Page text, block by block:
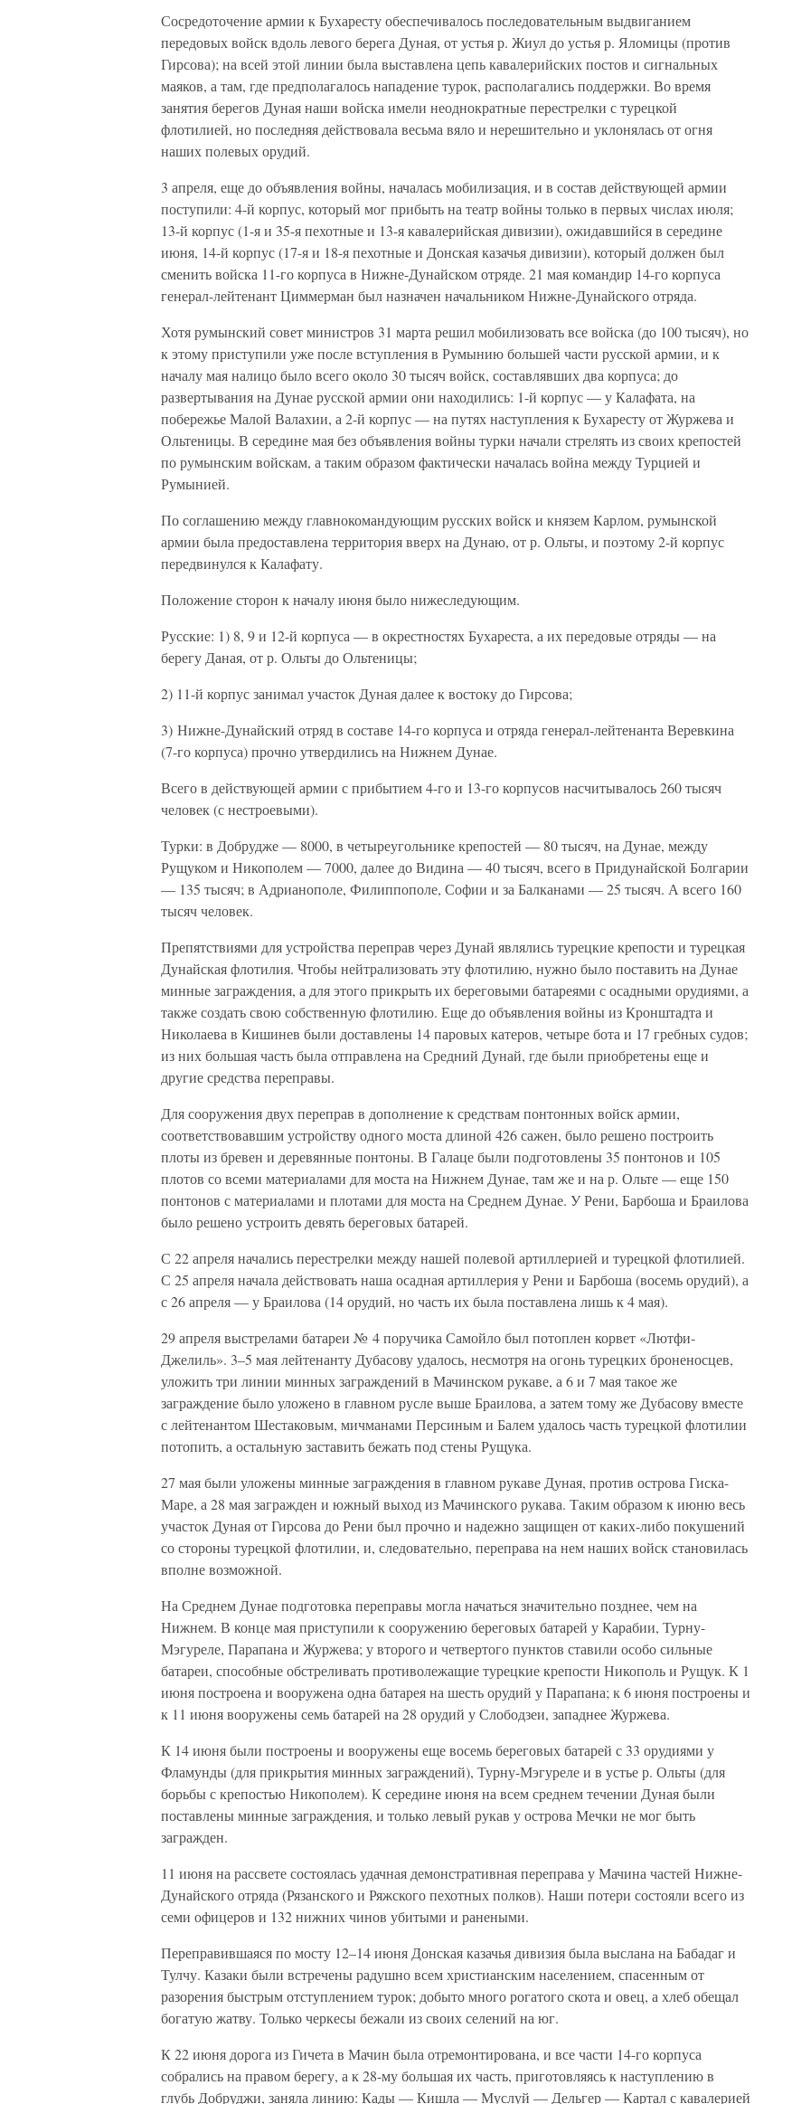
Сосредоточение армии к Бухаресту обеспечивалось последовательным выдвиганием
передовых войск вдоль левого берега Дуная, от устья р. Жиул до устья р. Яломицы (против
Гирсова); на всей этой линии была выставлена цепь кавалерийских постов и сигнальных
маяков, а там, где предполагалось нападение турок, располагались поддержки. Во время
занятия берегов Дуная наши войска имели неоднократные перестрелки с турецкой
флотилией, но последняя действовала весьма вяло и нерешительно и уклонялась от огня
наших полевых орудий.
3 апреля, еще до объявления войны, началась мобилизация, и в состав действующей армии
поступили: 4-й корпус, который мог прибыть на театр войны только в первых числах июля;
13-й корпус (1-я и 35-я пехотные и 13-я кавалерийская дивизии), ожидавшийся в середине
июня, 14-й корпус (17-я и 18-я пехотные и Донская казачья дивизии), который должен был
сменить войска 11-го корпуса в Нижне-Дунайском отряде. 21 мая командир 14-го корпуса
генерал-лейтенант Циммерман был назначен начальником Нижне-Дунайского отряда.
Хотя румынский совет министров 31 марта решил мобилизовать все войска (до 100 тысяч), но
к этому приступили уже после вступления в Румынию большей части русской армии, и к
началу мая налицо было всего около 30 тысяч войск, составлявших два корпуса; до
развертывания на Дунае русской армии они находились: 1-й корпус — у Калафата, на
побережье Малой Валахии, а 2-й корпус — на путях наступления к Бухаресту от Журжева и
Ольтеницы. В середине мая без объявления войны турки начали стрелять из своих крепостей
по румынским войскам, а таким образом фактически началась война между Турцией и
Румынией.
По соглашению между главнокомандующим русских войск и князем Карлом, румынской
армии была предоставлена территория вверх на Дунаю, от р. Ольты, и поэтому 2-й корпус
передвинулся к Калафату.
Положение сторон к началу июня было нижеследующим.
Русские: 1) 8, 9 и 12-й корпуса — в окрестностях Бухареста, а их передовые отряды — на
берегу Даная, от р. Ольты до Ольтеницы;
2) 11-й корпус занимал участок Дуная далее к востоку до Гирсова;
3) Нижне-Дунайский отряд в составе 14-го корпуса и отряда генерал-лейтенанта Веревкина
(7-го корпуса) прочно утвердились на Нижнем Дунае.
Всего в действующей армии с прибытием 4-го и 13-го корпусов насчитывалось 260 тысяч
человек (с нестроевыми).
Турки: в Добрудже — 8000, в четыреугольнике крепостей — 80 тысяч, на Дунае, между
Рущуком и Никополем — 7000, далее до Видина — 40 тысяч, всего в Придунайской Болгарии
— 135 тысяч; в Адрианополе, Филиппополе, Софии и за Балканами — 25 тысяч. А всего 160
тысяч человек.
Препятствиями для устройства переправ через Дунай являлись турецкие крепости и турецкая
Дунайская флотилия. Чтобы нейтрализовать эту флотилию, нужно было поставить на Дунае
минные заграждения, а для этого прикрыть их береговыми батареями с осадными орудиями, а
также создать свою собственную флотилию. Еще до объявления войны из Кронштадта и
Николаева в Кишинев были доставлены 14 паровых катеров, четыре бота и 17 гребных судов;
из них большая часть была отправлена на Средний Дунай, где были приобретены еще и
другие средства переправы.
Для сооружения двух переправ в дополнение к средствам понтонных войск армии,
соответствовавшим устройству одного моста длиной 426 сажен, было решено построить
плоты из бревен и деревянные понтоны. В Галаце были подготовлены 35 понтонов и 105
плотов со всеми материалами для моста на Нижнем Дунае, там же и на р. Ольте — еще 150
понтонов с материалами и плотами для моста на Среднем Дунае. У Рени, Барбоша и Браилова
было решено устроить девять береговых батарей.
С 22 апреля начались перестрелки между нашей полевой артиллерией и турецкой флотилией.
С 25 апреля начала действовать наша осадная артиллерия у Рени и Барбоша (восемь орудий), а
с 26 апреля — у Браилова (14 орудий, но часть их была поставлена лишь к 4 мая).
29 апреля выстрелами батареи № 4 поручика Самойло был потоплен корвет «Лютфи-
Джелиль». 3–5 мая лейтенанту Дубасову удалось, несмотря на огонь турецких броненосцев,
уложить три линии минных заграждений в Мачинском рукаве, а 6 и 7 мая такое же
заграждение было уложено в главном русле выше Браилова, а затем тому же Дубасову вместе
с лейтенантом Шестаковым, мичманами Персиным и Балем удалось часть турецкой флотилии
потопить, а остальную заставить бежать под стены Рущука.
27 мая были уложены минные заграждения в главном рукаве Дуная, против острова Гиска-
Маре, а 28 мая загражден и южный выход из Мачинского рукава. Таким образом к июню весь
участок Дуная от Гирсова до Рени был прочно и надежно защищен от каких-либо покушений
со стороны турецкой флотилии, и, следовательно, переправа на нем наших войск становилась
вполне возможной.
На Среднем Дунае подготовка переправы могла начаться значительно позднее, чем на
Нижнем. В конце мая приступили к сооружению береговых батарей у Карабии, Турну-
Мэгуреле, Парапана и Журжева; у второго и четвертого пунктов ставили особо сильные
батареи, способные обстреливать противолежащие турецкие крепости Никополь и Рущук. К 1
июня построена и вооружена одна батарея на шесть орудий у Парапана; к 6 июня построены и
к 11 июня вооружены семь батарей на 28 орудий у Слободзеи, западнее Журжева.
К 14 июня были построены и вооружены еще восемь береговых батарей с 33 орудиями у
Фламунды (для прикрытия минных заграждений), Турну-Мэгуреле и в устье р. Ольты (для
борьбы с крепостью Никополем). К середине июня на всем среднем течении Дуная были
поставлены минные заграждения, и только левый рукав у острова Мечки не мог быть
загражден.
11 июня на рассвете состоялась удачная демонстративная переправа у Мачина частей Нижне-
Дунайского отряда (Рязанского и Ряжского пехотных полков). Наши потери состояли всего из
семи офицеров и 132 нижних чинов убитыми и ранеными.
Переправившаяся по мосту 12–14 июня Донская казачья дивизия была выслана на Бабадаг и
Тулчу. Казаки были встречены радушно всем христианским населением, спасенным от
разорения быстрым отступлением турок; добыто много рогатого скота и овец, а хлеб обещал
богатую жатву. Только черкесы бежали из своих селений на юг.
К 22 июня дорога из Гичета в Мачин была отремонтирована, и все части 14-го корпуса
собрались на правом берегу, а к 28-му большая их часть, приготовляясь к наступлению в
глубь Добруджи, заняла линию: Кады — Кишла — Муслуй — Дельгер — Картал с кавалерией